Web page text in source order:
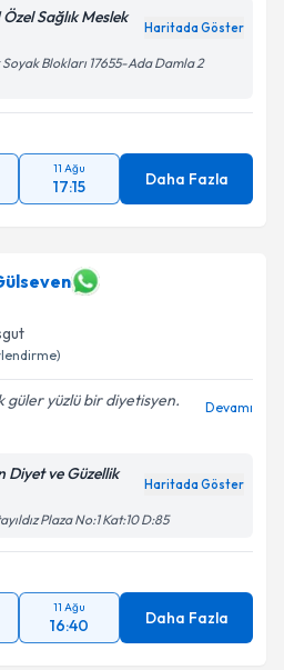
Sağlık Meslek
Blokları 17655-Ada Damla 2
11 Ağu
17:15 Daha Fazla
güler yüzlü bir diyetisyen.
Diyet ve Güzellik
Plaza No:1 Kat:10 D:85
11 Ağu
16:40 Daha Fazla